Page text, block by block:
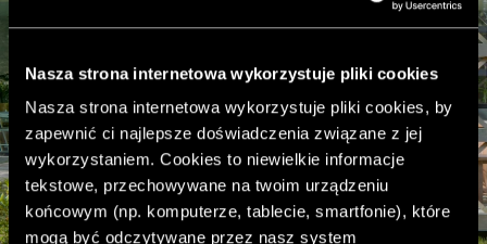
Nasza strona internetowa wykorzystuje pliki cookies
Nasza strona internetowa wykorzystuje pliki cookies, by
zapewnić ci najlepsze doświadczenia związane z jej
wykorzystaniem. Cookies to niewielkie informacje
tekstowe, przechowywane na twoim urządzeniu
końcowym (np. komputerze, tablecie, smartfonie), które
mogą być odczytywane przez nasz system